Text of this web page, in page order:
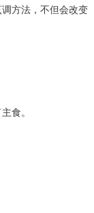
方法，不但会改变
食。